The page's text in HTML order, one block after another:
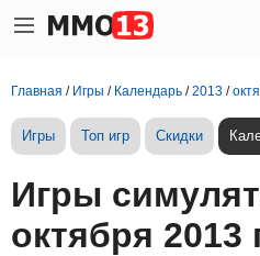
Главная / Игры / Календарь /2013 /
Игры Топ игр Скидки
Игры
октября 2013